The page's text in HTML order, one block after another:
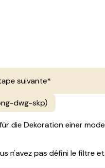
suivante*
dwg-skp)
die Dekoration einer
n'avez pas défini le filtre